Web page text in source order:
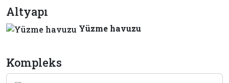
Altyapı
Yüzme havuzu
Kompleks